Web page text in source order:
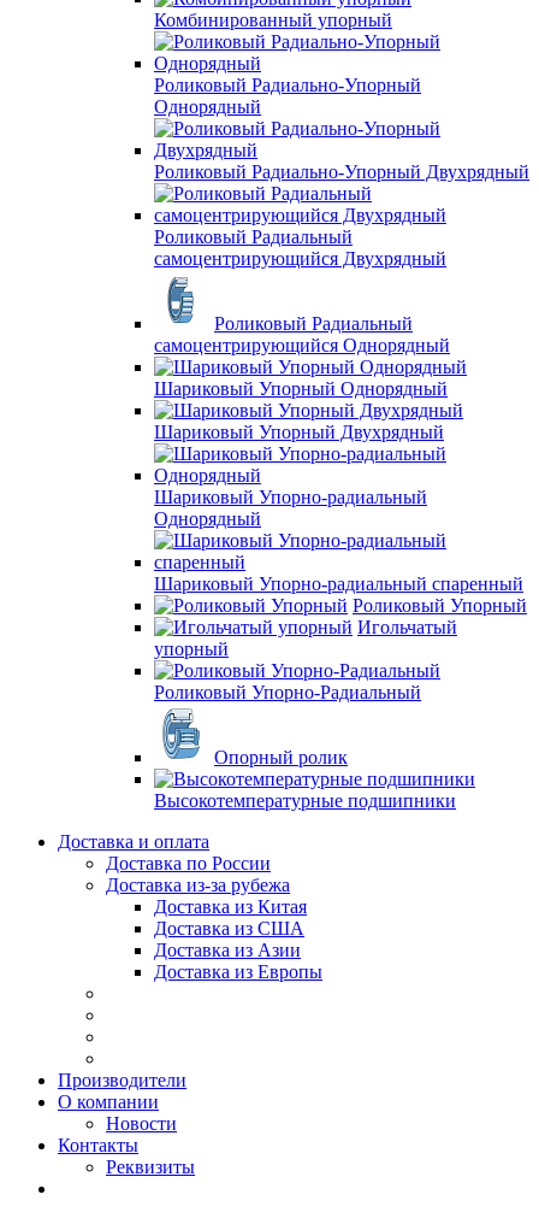
Комбинированный упорный
Роликовый Радиально-Упорный
Однорядный
Роликовый Радиально-Упорный Двухрядный
Роликовый Радиальный
самоцентрирующийся Двухрядный
Роликовый Радиальный
самоцентрирующийся Однорядный
Шариковый Упорный Однорядный
Шариковый Упорный Двухрядный
Шариковый Упорно-радиальный
Однорядный
Шариковый Упорно-радиальный спаренный
Роликовый Упорный
Игольчатый
упорный
Роликовый Упорно-Радиальный
Опорный ролик
Высокотемпературные подшипники
Доставка и оплата
Доставка по России
Доставка из-за рубежа
Доставка из Китая
Доставка из США
Доставка из Азии
Доставка из Европы
Производители
О компании
Новости
Контакты
Реквизиты